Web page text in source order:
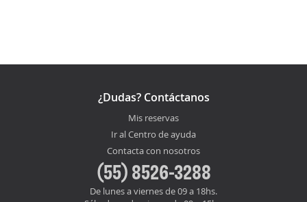
¿Dudas? Contáctanos
Mis reservas
Ir al Centro de ayuda
Contacta con nosotros
(55) 8526-3288
De lunes a viernes de 09 a 18hs.